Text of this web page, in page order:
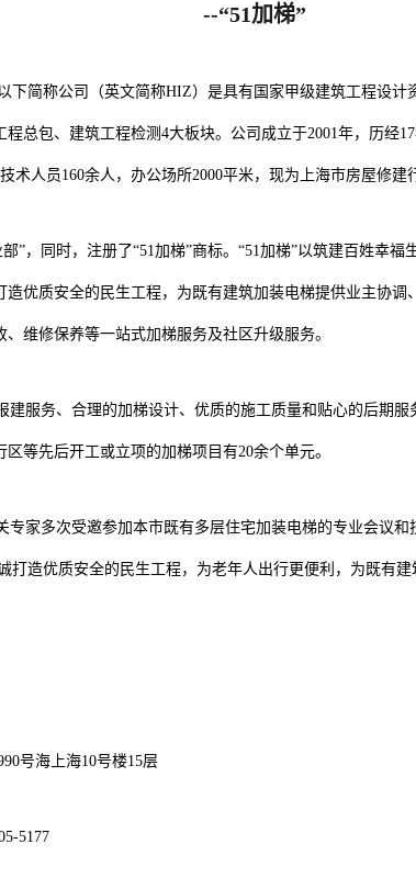
--“51加梯”
下简称公司（英文简称HIZ）是具有国家甲级建筑工程设
总包、建筑工程检测4大板块。公司成立于2001年，历经
术人员160余人，办公场所2000平米，现为上海市房屋修建
”，同时，注册了“51加梯”商标。“51加梯”以筑建百姓幸
优质安全的民生工程，为既有建筑加装电梯提供业主协
维修保养等一站式加梯服务及社区升级服务。
建服务、合理的加梯设计、优质的施工质量和贴心的后期
等先后开工或立项的加梯项目有20余个单元。
专家多次受邀参加本市既有多层住宅加装电梯的专业会议
打造优质安全的民生工程，为老年人出行更便利，为既有
号海上海10号楼15层
5177